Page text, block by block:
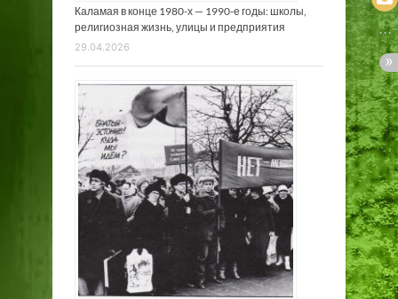
Каламая в конце 1980-х — 1990-е годы: школы,
религиозная жизнь, улицы и предприятия
29.04.2026